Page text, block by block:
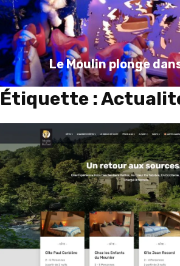
Le Moulin plonge
Étiquette :